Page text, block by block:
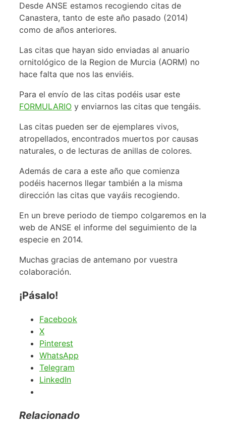
Desde ANSE estamos recogiendo citas de
Canastera, tanto de este año pasado (2014)
como de años anteriores.
Las citas que hayan sido enviadas al anuario
ornitológico de la Region de Murcia (AORM) no
hace falta que nos las enviéis.
Para el envío de las citas podéis usar este
FORMULARIO y enviarnos las citas que tengáis.
Las citas pueden ser de ejemplares vivos,
atropellados, encontrados muertos por causas
naturales, o de lecturas de anillas de colores.
Además de cara a este año que comienza
podéis hacernos llegar también a la misma
dirección las citas que vayáis recogiendo.
En un breve periodo de tiempo colgaremos en la
web de ANSE el informe del seguimiento de la
especie en 2014.
Muchas gracias de antemano por vuestra
colaboración.
¡Pásalo!
Facebook
X
Pinterest
WhatsApp
Telegram
LinkedIn
Relacionado